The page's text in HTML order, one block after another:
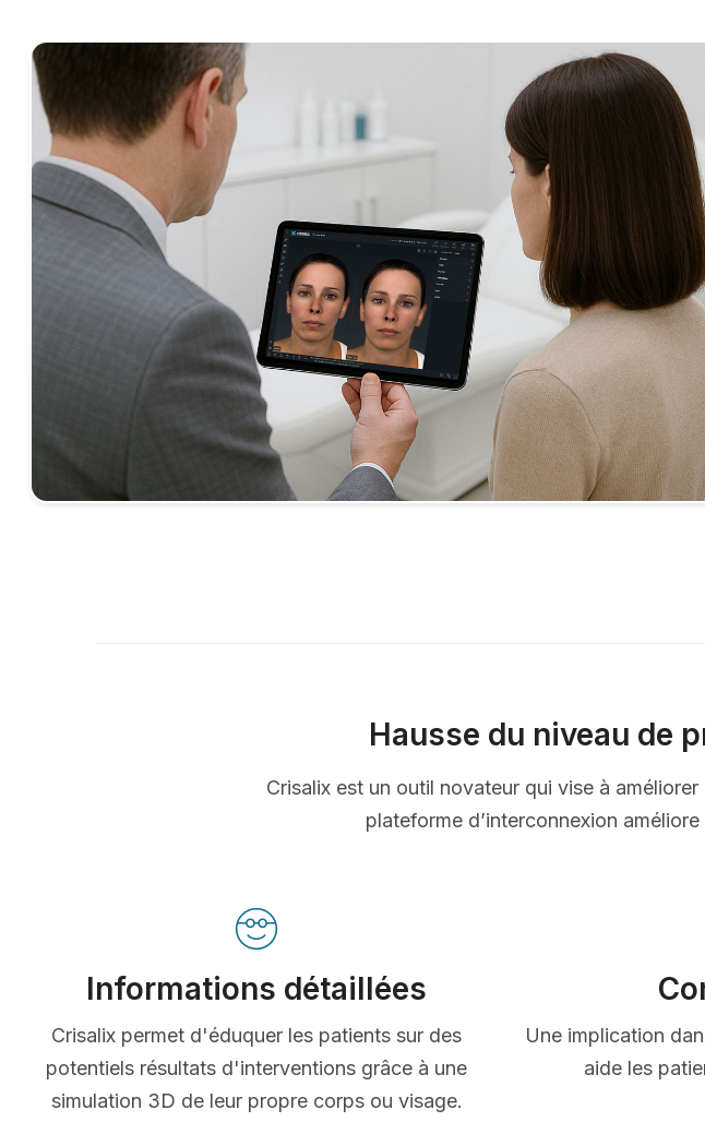
Hausse du niveau de
Crisalix est un outil novateur qui vise à
plateforme d’interconnexion
Informations détaillées
Crisalix permet d'éduquer les patients sur des
potentiels résultats d'interventions grâce à une
simulation 3D de leur propre corps ou visage.
Une implication
aide les